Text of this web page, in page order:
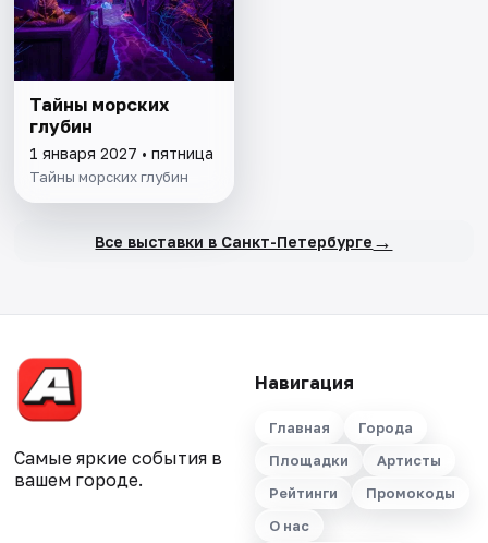
Тайны морских
глубин
1 января 2027 • пятница
Тайны морских глубин
Все выставки в Санкт-Петербурге →
Самые яркие события в
вашем городе.
Навигация
Главная
Города
Площадки
Артисты
Рейтинги
Промокоды
О нас